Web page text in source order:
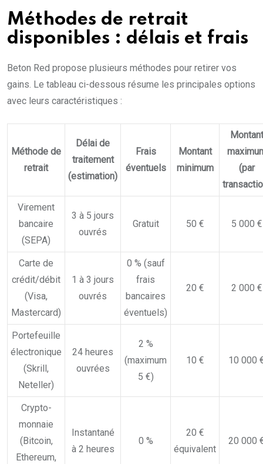
Méthodes de retrait
disponibles : délais et frais
Beton Red propose plusieurs méthodes pour retirer vos
gains. Le tableau ci-dessous résume les principales options
avec leurs caractéristiques :
Méthode de
retrait
Délai de
traitement
(estimation)
Frais
éventuels
Montant
minimum
Montant
(par
Virement
bancaire
(SEPA)
3 à 5 jours
ouvrés
Gratuit 50 € 5 000 €
Carte de
crédit/débit
(Visa,
Mastercard)
1 à 3 jours
ouvrés
0 % (sauf
frais
bancaires
éventuels)
20 € 2 000 €
Portefeuille
électronique
(Skrill,
Neteller)
24 heures
ouvrées
2 %
(maximum
5 €)
10 € 10 000
Crypto-
monnaie
(Bitcoin,
Ethereum,
Instantané
à 2 heures
0 %
20 €
équivalent
20 000